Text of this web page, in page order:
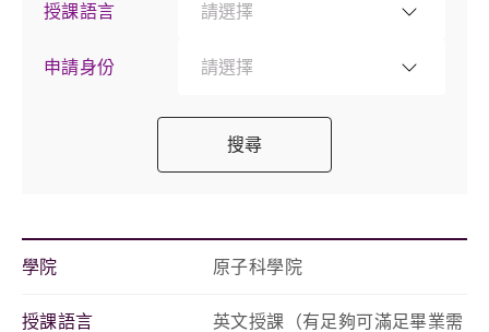
授課語言 請選擇
申請身份 請選擇
搜尋
學院 原子科學院
授課語言
英文授課（有足夠可滿足畢業需